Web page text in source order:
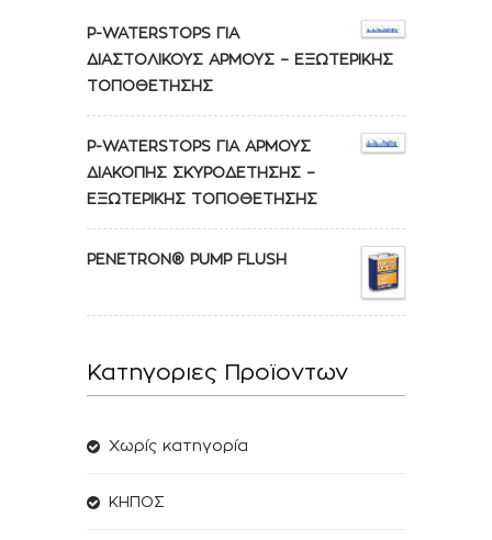
P-WATERSTOPS ΓΙΑ
ΔΙΑΣΤΟΛΙΚΟΥΣ ΑΡΜΟΥΣ – ΕΞΩΤΕΡΙΚΗΣ
ΤΟΠΟΘΕΤΗΣΗΣ
P-WATERSTOPS ΓΙΑ ΑΡΜΟΥΣ
ΔΙΑΚΟΠΗΣ ΣΚΥΡΟΔΕΤΗΣΗΣ –
ΕΞΩΤΕΡΙΚΗΣ ΤΟΠΟΘΕΤΗΣΗΣ
PENETRON® PUMP FLUSH
Κατηγοριες Προϊοντων
Χωρίς κατηγορία
ΚΗΠΟΣ